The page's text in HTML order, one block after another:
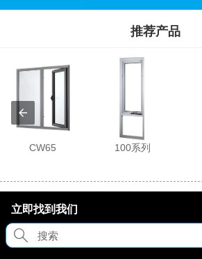
推荐产品
CW65 100系列
立即找到我们
